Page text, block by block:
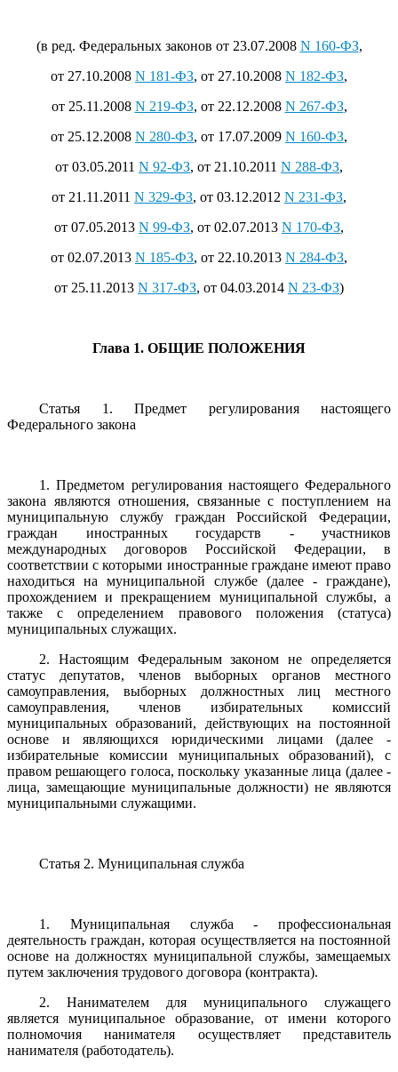
(в ред. Федеральных законов от 23.07.2008 N 160-ФЗ,
от 27.10.2008 N 181-ФЗ, от 27.10.2008 N 182-ФЗ,
от 25.11.2008 N 219-ФЗ, от 22.12.2008 N 267-ФЗ,
от 25.12.2008 N 280-ФЗ, от 17.07.2009 N 160-ФЗ,
от 03.05.2011 N 92-ФЗ, от 21.10.2011 N 288-ФЗ,
от 21.11.2011 N 329-ФЗ, от 03.12.2012 N 231-ФЗ,
от 07.05.2013 N 99-ФЗ, от 02.07.2013 N 170-ФЗ,
от 02.07.2013 N 185-ФЗ, от 22.10.2013 N 284-ФЗ,
от 25.11.2013 N 317-ФЗ, от 04.03.2014 N 23-ФЗ)
Глава 1. ОБЩИЕ ПОЛОЖЕНИЯ
Статья 1. Предмет регулирования настоящего
Федерального закона
1. Предметом регулирования настоящего Федерального
закона являются отношения, связанные с поступлением на
муниципальную службу граждан Российской Федерации,
граждан иностранных государств - участников
международных договоров Российской Федерации, в
соответствии с которыми иностранные граждане имеют право
находиться на муниципальной службе (далее - граждане),
прохождением и прекращением муниципальной службы, а
также с определением правового положения (статуса)
муниципальных служащих.
2. Настоящим Федеральным законом не определяется
статус депутатов, членов выборных органов местного
самоуправления, выборных должностных лиц местного
самоуправления, членов избирательных комиссий
муниципальных образований, действующих на постоянной
основе и являющихся юридическими лицами (далее -
избирательные комиссии муниципальных образований), с
правом решающего голоса, поскольку указанные лица (далее -
лица, замещающие муниципальные должности) не являются
муниципальными служащими.
Статья 2. Муниципальная служба
1. Муниципальная служба - профессиональная
деятельность граждан, которая осуществляется на постоянной
основе на должностях муниципальной службы, замещаемых
путем заключения трудового договора (контракта).
2. Нанимателем для муниципального служащего
является муниципальное образование, от имени которого
полномочия нанимателя осуществляет представитель
нанимателя (работодатель).